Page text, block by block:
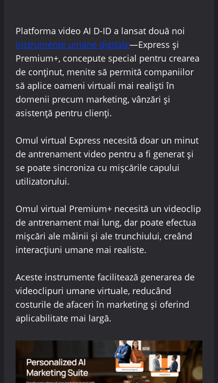
Platforma video AI D-ID a lansat două noi
instrumente umane digitale—Express și
Premium+, concepute special pentru crearea
de conținut, menite să permită companiilor
să aplice oameni virtuali mai realiști în
domenii precum marketing, vânzări și
asistență pentru clienți.
Omul virtual Express necesită doar un minut
de antrenament video pentru a fi generat și
se poate sincroniza cu mișcările capului
utilizatorului.
Omul virtual Premium+ necesită un videoclip
de antrenament mai lung, dar poate efectua
mișcări ale mâinii și ale trunchiului, creând
interacțiuni umane mai realiste.
Aceste instrumente facilitează generarea de
videoclipuri umane virtuale, reducând
costurile de afaceri în marketing și oferind
aplicabilitate mai largă.